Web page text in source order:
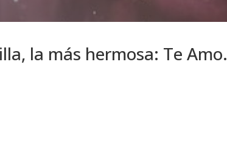
la más hermosa: Te Amo.